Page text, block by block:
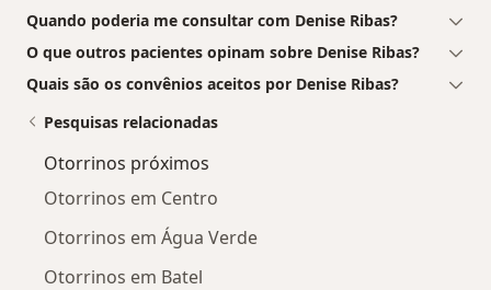
Quando poderia me consultar com Denise Ribas?
O que outros pacientes opinam sobre Denise Ribas?
Quais são os convênios aceitos por Denise Ribas?
Pesquisas relacionadas
Otorrinos próximos
Otorrinos em Centro
Otorrinos em Água Verde
Otorrinos em Batel